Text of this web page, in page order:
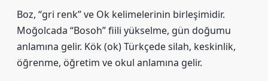
Boz, “gri renk” ve Ok kelimelerinin birleşimidir.
Moğolcada “Bosoh” fiili yükselme, gün doğumu
anlamına gelir. Kök (ok) Türkçede silah, keskinlik,
öğrenme, öğretim ve okul anlamına gelir.